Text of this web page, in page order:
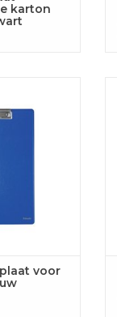
karton
voor